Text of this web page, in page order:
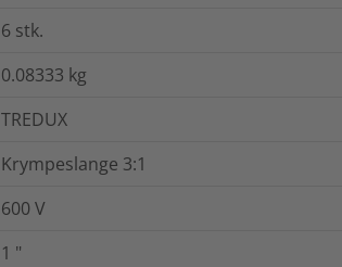
6 stk.
0.08333 kg
TREDUX
Krympeslange 3:1
600 V
1 "